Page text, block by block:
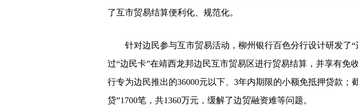
了互市贸易结算便利化、规范化。
针对边民参与互市贸易活动，柳州银行百色分行设计研发了“
过“边民卡”在靖西龙邦边民互市贸易区进行贸易结算，并享有免
行专为边民推出的36000元以下、3年内期限的小额免抵押贷款；
贷”1700笔，共1360万元，缓解了边贸融资难等问题。